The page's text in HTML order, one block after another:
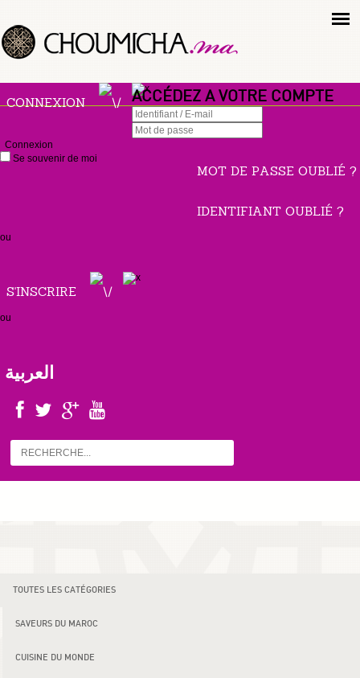
CONNEXION ACCÉDEZ A VOTRE COMPTE
Connexion
Se souvenir de moi
MOT DE PASSE OUBLIÉ ?
IDENTIFIANT OUBLIÉ ?
ou
S'INSCRIRE
ou
العربية
TOUTES LES CATÉGORIES
SAVEURS DU MAROC
CUISINE DU MONDE